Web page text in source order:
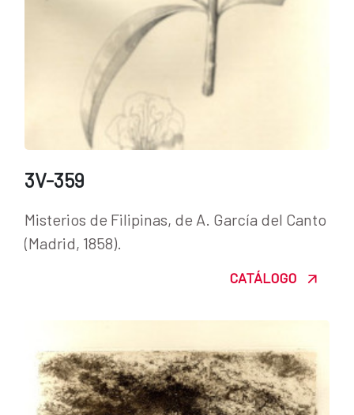
3V-359
Misterios de Filipinas, de A. García del Canto
(Madrid, 1858).
CATÁLOGO